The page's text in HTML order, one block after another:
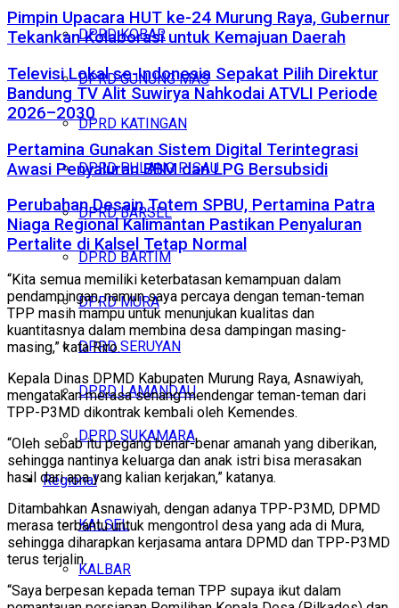
DPRD KOBAR
DPRD GUNUNG MAS
DPRD KATINGAN
DPRD PULANG PISAU
DPRD BARSEL
DPRD BARTIM
DPRD MURA
DPRD SERUYAN
DPRD LAMANDAU
DPRD SUKAMARA
Regional
KALSEL
KALBAR
Pimpin Upacara HUT ke-24 Murung Raya, Gubernur
Tekankan Kolaborasi untuk Kemajuan Daerah
Televisi Lokal se-Indonesia Sepakat Pilih Direktur
Bandung TV Alit Suwirya Nahkodai ATVLI Periode
2026–2030
Pertamina Gunakan Sistem Digital Terintegrasi
Awasi Penyaluran BBM dan LPG Bersubsidi
Perubahan Desain Totem SPBU, Pertamina Patra
Niaga Regional Kalimantan Pastikan Penyaluran
Pertalite di Kalsel Tetap Normal
“Kita semua memiliki keterbatasan kemampuan dalam
pendampingan, namun saya percaya dengan teman-teman
TPP masih mampu untuk menunjukan kualitas dan
kuantitasnya dalam membina desa dampingan masing-
masing,” kata Riro.
Kepala Dinas DPMD Kabupaten Murung Raya, Asnawiyah,
mengatakan merasa senang mendengar teman-teman dari
TPP-P3MD dikontrak kembali oleh Kemendes.
“Oleh sebab itu pegang benar-benar amanah yang diberikan,
sehingga nantinya keluarga dan anak istri bisa merasakan
hasil dari apa yang kalian kerjakan,” katanya.
Ditambahkan Asnawiyah, dengan adanya TPP-P3MD, DPMD
merasa terbantu untuk mengontrol desa yang ada di Mura,
sehingga diharapkan kerjasama antara DPMD dan TPP-P3MD
terus terjalin.
“Saya berpesan kepada teman TPP supaya ikut dalam